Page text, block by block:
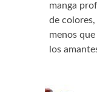
manga
de
menos
los